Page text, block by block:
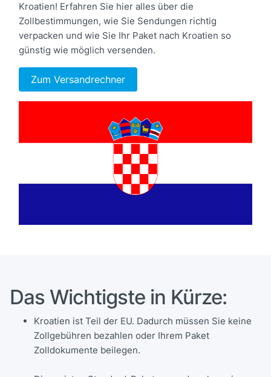
Kroatien! Erfahren Sie hier alles über die
Zollbestimmungen, wie Sie Sendungen richtig
verpacken und wie Sie Ihr Paket nach Kroatien so
günstig wie möglich versenden.
Zum Versandrechner
Das Wichtigste in Kürze:
Kroatien ist Teil der EU. Dadurch müssen Sie keine
Zollgebühren bezahlen oder Ihrem Paket
Zolldokumente beilegen.